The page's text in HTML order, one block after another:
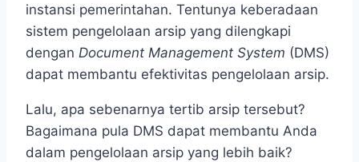
instansi pemerintahan. Tentunya keberadaan
sistem pengelolaan arsip yang dilengkapi
dengan Document Management System (DMS)
dapat membantu efektivitas pengelolaan arsip.
Lalu, apa sebenarnya tertib arsip tersebut?
Bagaimana pula DMS dapat membantu Anda
dalam pengelolaan arsip yang lebih baik?